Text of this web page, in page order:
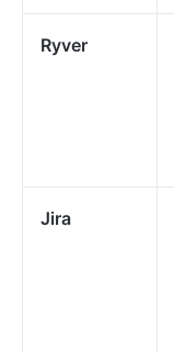
Ryver
Jira